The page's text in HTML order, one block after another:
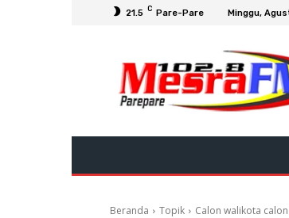
21.5 C Pare-Pare Minggu,
Beranda Topik Calon walikota